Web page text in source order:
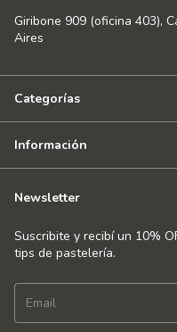
Giribone 909 (oficina 403),
Aires
Categorías
Información
Newsletter
Suscribite y recibí un 10%
tips de pastelería.